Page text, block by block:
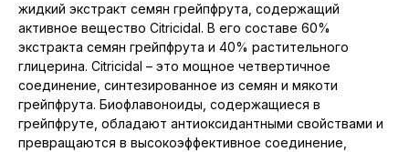
жидкий экстракт семян грейпфрута, содержащий
активное вещество Citricidal. В его составе 60%
экстракта семян грейпфрута и 40% растительного
глицерина. Citricidal – это мощное четвертичное
соединение, синтезированное из семян и мякоти
грейпфрута. Биофлавоноиды, содержащиеся в
грейпфруте, обладают антиоксидантными свойствами и
превращаются в высокоэффективное соединение,